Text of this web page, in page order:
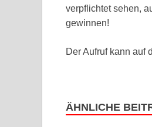
verpflichtet sehen,
gewinnen!
Der Aufruf kann auf
ÄHNLICHE